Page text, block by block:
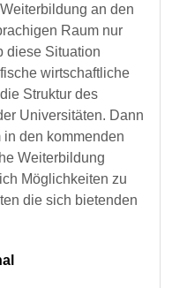
an den
Raum nur
diese Situation
wirtschaftliche
Struktur des
Universitäten. Dann
den kommenden
Weiterbildung
Möglichkeiten zu
die sich bietenden